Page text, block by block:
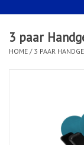
KLEDING
CLUBSHOPS
Afspraak Loop
3 paar
HOME / 3 PAAR